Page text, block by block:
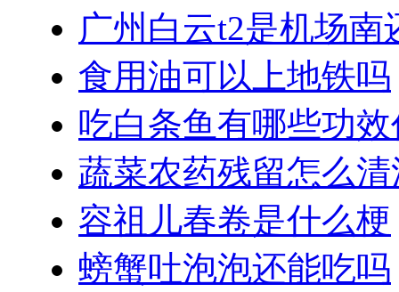
广州白云t2是机场南
食用油可以上地铁吗
吃白条鱼有哪些功
蔬菜农药残留怎么清
容祖儿春卷是什么梗
螃蟹吐泡泡还能吃吗